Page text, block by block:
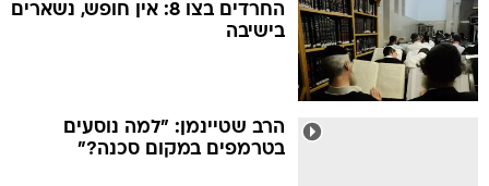
החרדים בצו 8: אין חופש, נשארים
בישיבה
הרב שטיינמן: "למה נוסעים
בטרמפים במקום סכנה?"